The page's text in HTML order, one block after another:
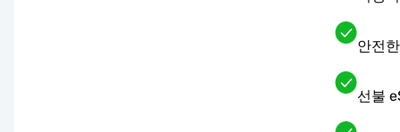
안전
선불